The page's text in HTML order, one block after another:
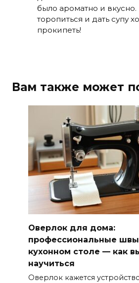
было ароматно и
торопиться и дать супу
прокипеть!
Вам также может
Оверлок для дома:
профессиональные
кухонном столе — как
научиться
Оверлок кажется